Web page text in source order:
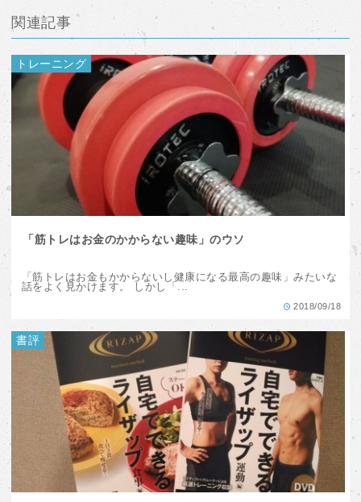
関連記事
トレーニング
「筋トレはお金のかからない趣味」のウソ
「筋トレはお金もかからないし健康になる最高の趣味」みたいな
話をよく見かけます。 しかし「...
2018/09/18
書評